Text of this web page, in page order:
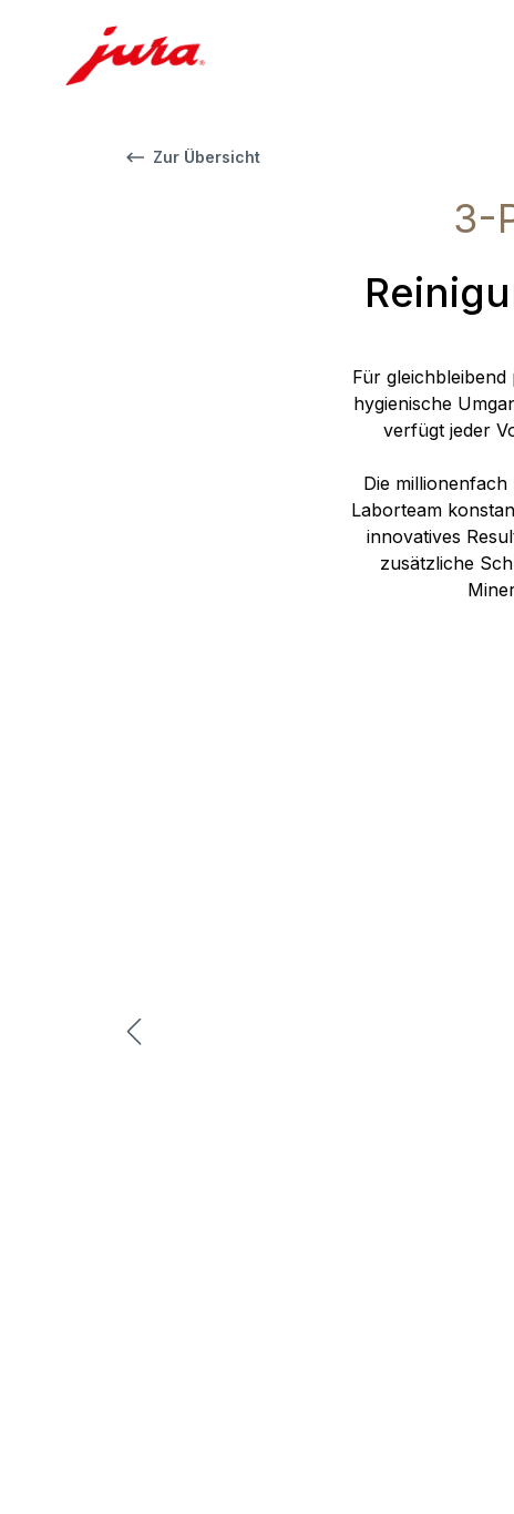
Zur Übersicht
3-
Für
hygienische
verfügt jeder
Die
Laborteam
innovatives
zusätzliche